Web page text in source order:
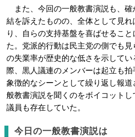
また、今回の一般教書演説も、確
結を訴えたものの、全体として見
り、自らの支持基盤を喜ばせるこ
た。党派的行動は民主党の側でも見
の失業率が歴史的な低さを示して
際、黒人議連のメンバーは起立も
象徴的なシーンとして繰り返し報
般教書演説を聞くのをボイコット
議員も存在していた。
今日の一般教書演説は